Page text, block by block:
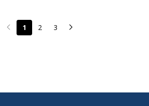
Page précédente
1 2 3 Page suivante